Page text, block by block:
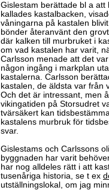
Gislestam berättade bl a
kallades kastalbacken,
våningarna på kastalen
bönder återanvänt den
där kalken till murbruket i
om vad kastalen har varit,
Carlsson menade att det
någon ingång i markplan
kastalerna. Carlsson
kastalen, de äldsta var från
Och det är intressant, men
vikingatiden på Storsudret
tvärsäkert kan
kastalens murbruk för
svar.
Gislestams och Carlssons
byggnaden har varit
har nog alldeles rätt i att
tusenåriga historia, se t ex
utställningslokal, om jag